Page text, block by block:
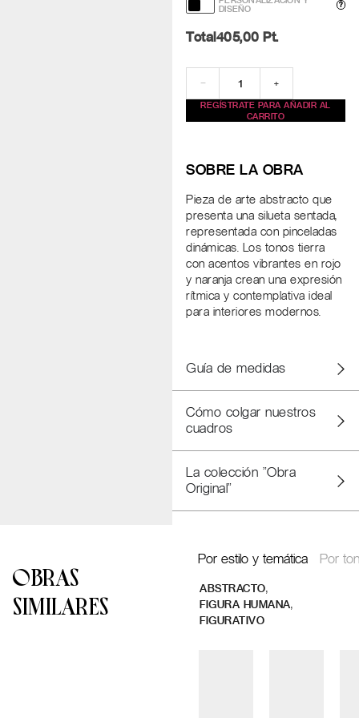
DISEÑO
?
Total405,00 Pt.
− +
REGÍSTRATE PARA AÑADIR AL
CARRITO
SOBRE LA OBRA
Pieza de arte abstracto que
presenta una silueta sentada,
representada con pinceladas
dinámicas. Los tonos tierra
con acentos vibrantes en rojo
y naranja crean una expresión
rítmica y contemplativa ideal
para interiores modernos.
Guía de medidas
Cómo colgar nuestros
cuadros
La colección "Obra
Original"
OBRAS
SIMILARES
Por estilo y temática Por
ABSTRACTO,
FIGURA HUMANA,
FIGURATIVO